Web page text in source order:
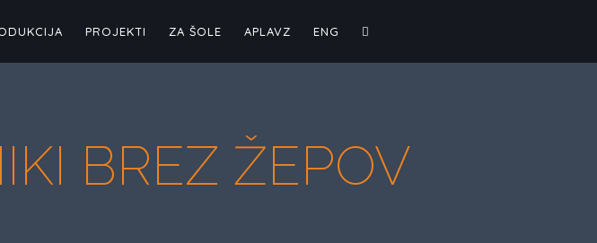
PROJEKTI ZA ŠOLE APLAVZ ENG
BREZ ŽEPOV